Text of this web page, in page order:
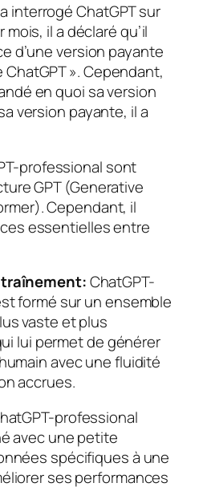
interrogé ChatGPT sur
mois, il a déclaré qu’il
d’une version payante
». Cependant,
en quoi sa version
version payante, il a
professional sont
GPT (Generative
Cependant, il
essentielles entre
ChatGPT-
formé sur un ensemble
vaste et plus
lui permet de générer
avec une fluidité
accrues.
professional
avec une petite
spécifiques à une
ses performances